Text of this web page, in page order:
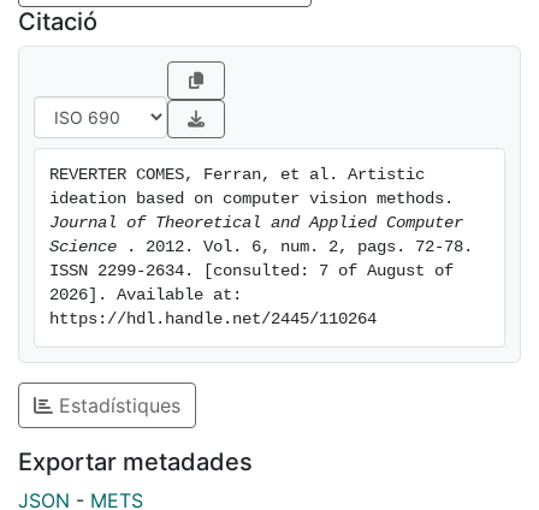
aquestes metodologies de visió computacional
s'enfronten a aquest tipus d'imatges. Els resultats són
prometedors, de mitjana la puntuació de rendiment és
del voltant del 70% i la seva desviació estàndard és
d'aproximadament el 5%.
Citació
REVERTER COMES, Ferran, et al. Artistic
Journal of Theoretical and Applied Computer
Science
. 2012. Vol. 6, num. 2, pags. 72-78.
ISSN 2299-2634. [consulted: 7 of August of
2026]. Available at:
https://hdl.handle.net/2445/110264
Estadístiques
Exportar metadades
JSON - METS